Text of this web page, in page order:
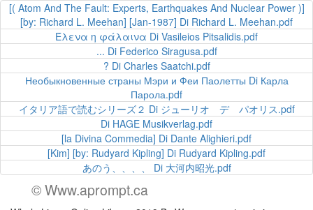
[( Atom And The Fault: Experts, Earthquakes And Nuclear Power )]
[by: Richard L. Meehan] [Jan-1987] Di Richard L. Meehan.pdf
Έλενα η φάλαινα Di Vasileios Pitsalidis.pdf
... Di Federico Siragusa.pdf
? Di Charles Saatchi.pdf
Необыкновенные страны Мэри и Феи Паолетты Di Карла
Парола.pdf
イタリア語で読むシリーズ２ Di ジューリオ デ パオリス.pdf
Di HAGE Musikverlag.pdf
[la Divina Commedia] Di Dante Alighieri.pdf
[Kim] [by: Rudyard Kipling] Di Rudyard Kipling.pdf
あのう、、、、 Di 大河内昭光.pdf
© Www.aprompt.ca